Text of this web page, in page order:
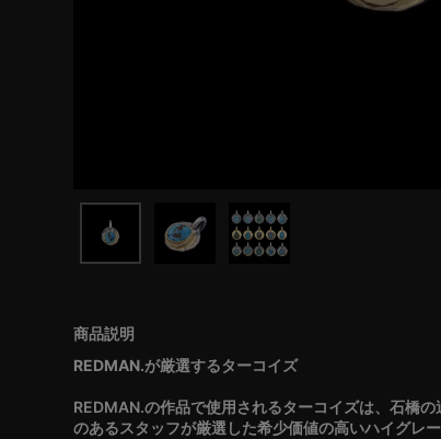
REDMAN.が厳選するターコイズ
REDMAN.の作品で使用されるターコイズは、石橋
のあるスタッフが厳選した希少価値の高いハイグレ